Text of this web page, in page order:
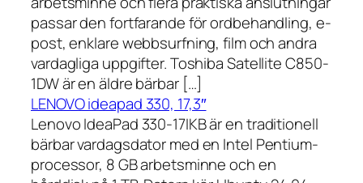
passar den fortfarande för ordbehandling, e-
post, enklare webbsurfning, film och andra
vardagliga uppgifter. Toshiba Satellite C850-
1DW är en äldre bärbar […]
LENOVO ideapad 330, 17,3″
Lenovo IdeaPad 330-17IKB är en traditionell
bärbar vardagsdator med en Intel Pentium-
processor, 8 GB arbetsminne och en